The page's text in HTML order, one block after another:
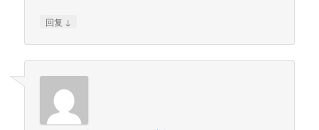
回复 ↓